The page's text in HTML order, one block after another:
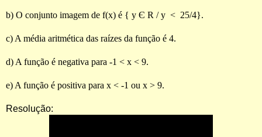
b) O conjunto imagem de f(x) é { y Є R / y < 25/4}.
c) A média aritmética das raízes da função é 4.
d) A função é negativa para -1 < x < 9.
e) A função é positiva para x < -1 ou x > 9.
Resolução: